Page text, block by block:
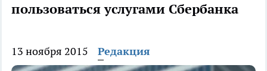
пользоваться услугами Сбербанка
13 ноября 2015 Редакция